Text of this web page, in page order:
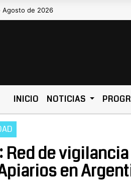
Agosto de 2026Hoy es Sábado 8 de Agosto de
INICIO NOTICIAS
Red de
en